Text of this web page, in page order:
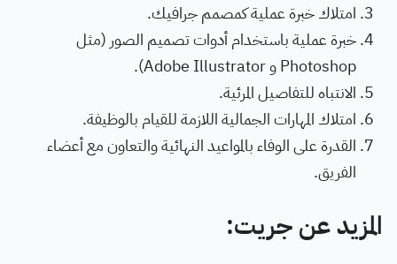
امتلاك خبرة عملية كمصمم جرافيك.
خبرة عملية باستخدام أدوات تصميم الصور (مثل
Photoshop و Adobe Illustrator).
الانتباه للتفاصيل المرئية.
امتلاك المهارات الجمالية اللازمة للقيام بالوظيفة.
القدرة على الوفاء بالمواعيد النهائية والتعاون مع أعضاء
الفريق.
المزيد عن جريت: